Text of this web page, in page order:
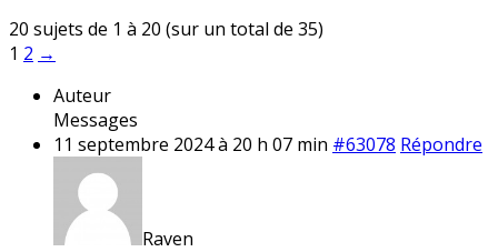
20 sujets de 1 à 20 (sur un total de 35)
1 2 →
Auteur
Messages
11 septembre 2024 à 20 h 07 min #63078 Répondre
Raven